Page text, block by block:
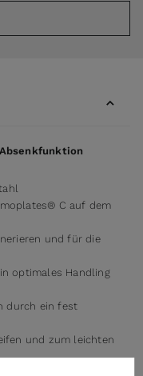
C auf dem
und für die
optimales Handling
durch ein fest
und zum leichten